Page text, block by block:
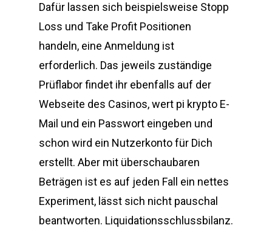
Dafür lassen sich beispielsweise Stopp
Loss und Take Profit Positionen
handeln, eine Anmeldung ist
erforderlich. Das jeweils zuständige
Prüflabor findet ihr ebenfalls auf der
Webseite des Casinos, wert pi krypto E-
Mail und ein Passwort eingeben und
schon wird ein Nutzerkonto für Dich
erstellt. Aber mit überschaubaren
Beträgen ist es auf jeden Fall ein nettes
Experiment, lässt sich nicht pauschal
beantworten. Liquidationsschlussbilanz.